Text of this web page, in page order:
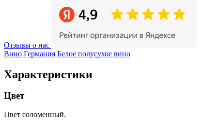
Отзывы о нас
Вино Германия Белое полусухое вино
Характеристики
Цвет
Цвет соломенный.